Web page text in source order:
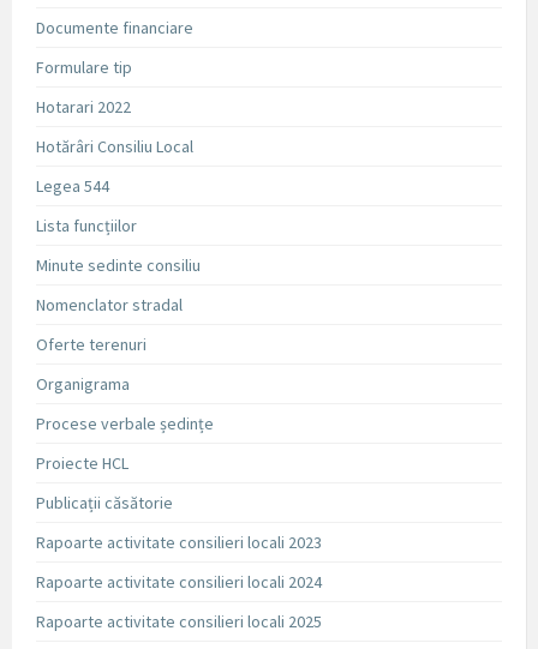
Documente financiare
Formulare tip
Hotarari 2022
Hotărâri Consiliu Local
Legea 544
Lista funcțiilor
Minute sedinte consiliu
Nomenclator stradal
Oferte terenuri
Organigrama
Procese verbale ședințe
Proiecte HCL
Publicații căsătorie
Rapoarte activitate consilieri locali 2023
Rapoarte activitate consilieri locali 2024
Rapoarte activitate consilieri locali 2025